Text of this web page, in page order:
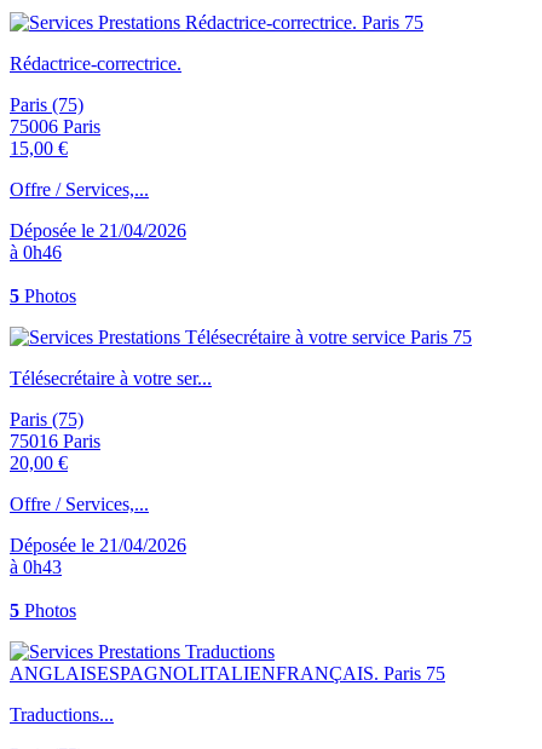
Rédactrice-correctrice.
Paris (75)
75006 Paris
15,00 €
Offre / Services,...
Déposée le 21/04/2026
à 0h46
5 Photos
Télésecrétaire à votre ser...
Paris (75)
75016 Paris
20,00 €
Offre / Services,...
Déposée le 21/04/2026
à 0h43
5 Photos
Traductions...